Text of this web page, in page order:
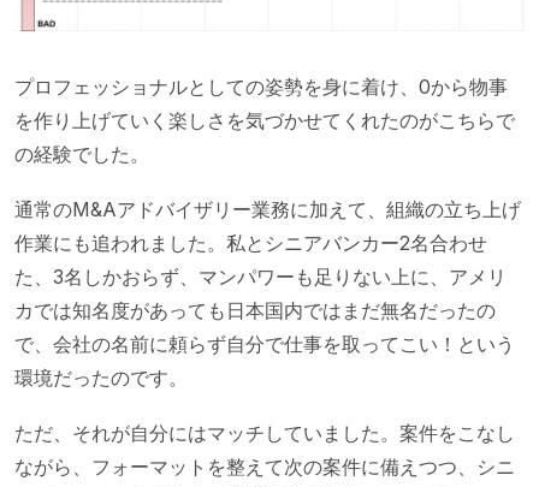
プロフェッショナルとしての姿勢を身に着け、0から物事
を作り上げていく楽しさを気づかせてくれたのがこちらで
の経験でした。
通常のM&Aアドバイザリー業務に加えて、組織の立ち上げ
作業にも追われました。私とシニアバンカー2名合わせ
た、3名しかおらず、マンパワーも足りない上に、アメリ
カでは知名度があっても日本国内ではまだ無名だったの
で、会社の名前に頼らず自分で仕事を取ってこい！という
環境だったのです。
ただ、それが自分にはマッチしていました。案件をこなし
ながら、フォーマットを整えて次の案件に備えつつ、シニ